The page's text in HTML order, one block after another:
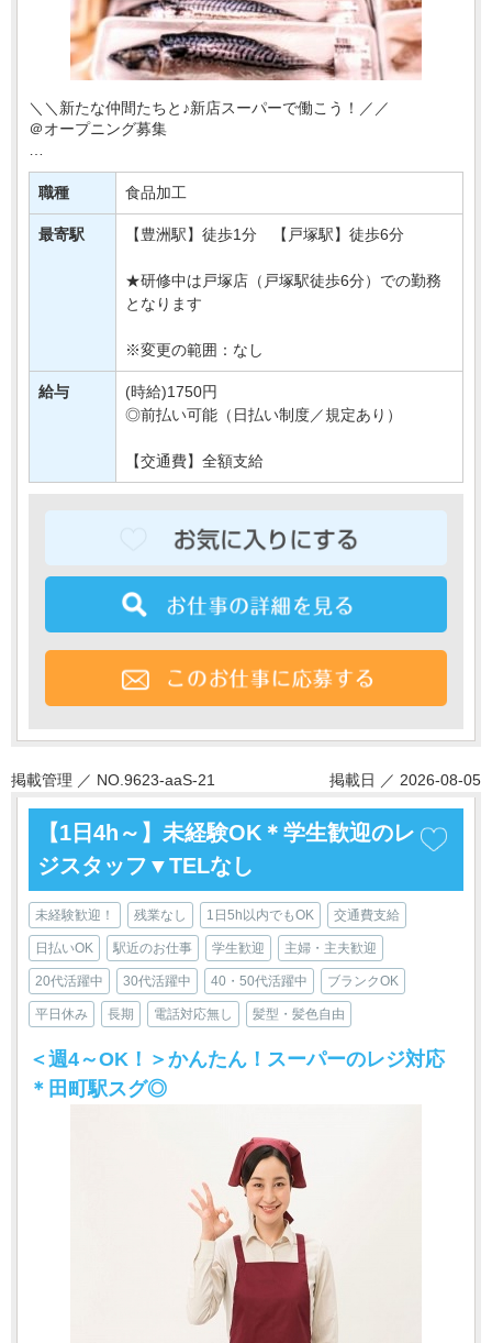
＼＼新たな仲間たちと♪新店スーパーで働こう！／／
＠オープニング募集
東京・神奈川を中心にお店を展開♪
このたび有名スーパーマーケットの新店が
【豊洲駅】にニューオープン！！！
職種 食品加工
最寄駅 【豊洲駅】徒歩1分 【戸塚駅】徒歩6分
★研修中は戸塚店（戸塚駅徒歩6分）での勤務
となります
※変更の範囲：なし
給与
(時給)1750円
◎前払い可能（日払い制度／規定あり）
【交通費】全額支給
掲載管理 ／ NO.9623-aaS-21 掲載日 ／ 2026-08-05
【1日4h～】未経験OK＊学生歓迎のレ
ジスタッフ▼TELなし
未経験歓迎！ 残業なし 1日5h以内でもOK 交通費支給
日払いOK 駅近のお仕事 学生歓迎 主婦・主夫歓迎
20代活躍中 30代活躍中 40・50代活躍中 ブランクOK
平日休み 長期 電話対応無し 髪型・髪色自由
＜週4～OK！＞かんたん！スーパーのレジ対応
＊田町駅スグ◎